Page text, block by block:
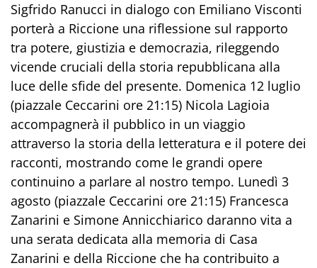
Sigfrido Ranucci in dialogo con Emiliano Visconti
porterà a Riccione una riflessione sul rapporto
tra potere, giustizia e democrazia, rileggendo
vicende cruciali della storia repubblicana alla
luce delle sfide del presente. Domenica 12 luglio
(piazzale Ceccarini ore 21:15) Nicola Lagioia
accompagnerà il pubblico in un viaggio
attraverso la storia della letteratura e il potere dei
racconti, mostrando come le grandi opere
continuino a parlare al nostro tempo. Lunedì 3
agosto (piazzale Ceccarini ore 21:15) Francesca
Zanarini e Simone Annicchiarico daranno vita a
una serata dedicata alla memoria di Casa
Zanarini e della Riccione che ha contribuito a